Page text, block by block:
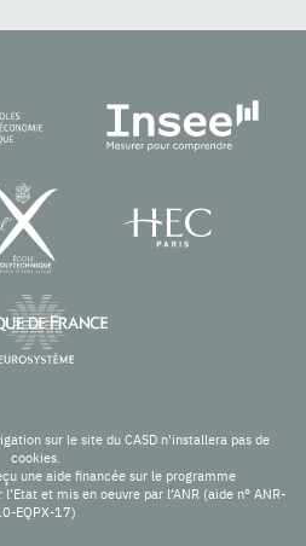
sur le site du CASD n'installera pas de
cookies.
une aide financée sur le programme
et mis en oeuvre par l’ANR (aide n° ANR-
EQPX-17)